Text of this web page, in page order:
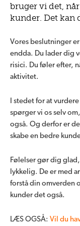
bruger vi det,
kunder. Det kan
Vores beslutninger
endda. Du lader dig
risici. Du føler efter,
aktivitet.
I stedet for at
spørger vi os selv
også. Og derfor er
skabe en bedre
Følelser gør dig
lykkelig. De er med
forstå din omverden
kunder det også.
LÆS OGSÅ: Vil du